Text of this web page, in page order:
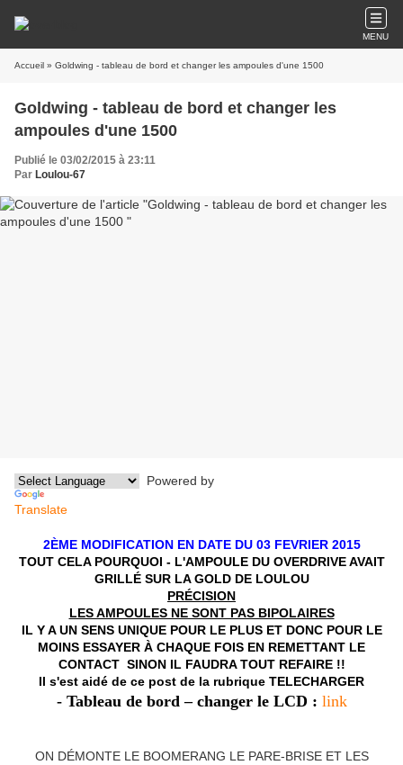
MENU
Accueil » Goldwing - tableau de bord et changer les ampoules d'une 1500
Goldwing - tableau de bord et changer les
ampoules d'une 1500
Publié le 03/02/2015 à 23:11
Par Loulou-67
Powered by
Translate
2ÈME MODIFICATION EN DATE DU 03 FEVRIER 2015
TOUT CELA POURQUOI - L'AMPOULE DU OVERDRIVE AVAIT
GRILLÉ SUR LA GOLD DE LOULOU
PRÉCISION
LES AMPOULES NE SONT PAS BIPOLAIRES
IL Y A UN SENS UNIQUE POUR LE PLUS ET DONC POUR LE
MOINS ESSAYER À CHAQUE FOIS EN REMETTANT LE
CONTACT SINON IL FAUDRA TOUT REFAIRE !!
Il s'est aidé de ce post de la rubrique TELECHARGER
- Tableau de bord – changer le LCD : link
ON DÉMONTE LE BOOMERANG LE PARE-BRISE ET LES